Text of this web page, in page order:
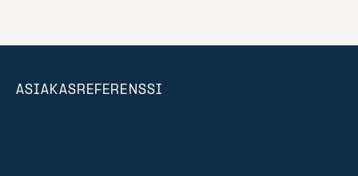
ASIAKASREFERENSSI